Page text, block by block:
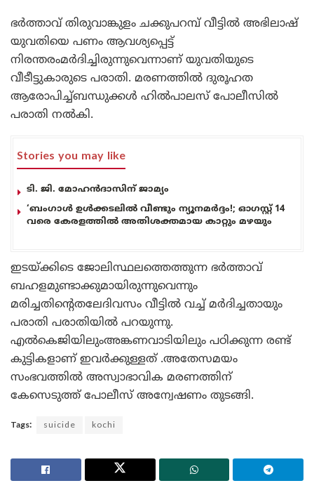
ഭർത്താവ് തിരുവാങ്കുളം ചക്കുപറമ്പ് വീട്ടിൽ അഭിലാഷ്
യുവതിയെ പണം ആവശ്യപ്പെട്ട്
നിരന്തരംമർദിച്ചിരുന്നുവെന്നാണ് യുവതിയുടെ
വീടീട്ടുകാരുടെ പരാതി. മരണത്തിൽ ദുരൂഹത
ആരോപിച്ച്ബന്ധുക്കൾ ഹിൽപാലസ് പോലീസിൽ
പരാതി നൽകി.
Stories you may like
ടി. ജി. മോഹൻദാസിന് ജാമ്യം
‘ബംഗാൾ ഉൾക്കടലിൽ വീണ്ടും ന്യൂനമർദ്ദം!; ഓഗസ്റ്റ് 14
വരെ കേരളത്തിൽ അതിശക്തമായ കാറ്റും മഴയും
ഇടയ്ക്കിടെ ജോലിസ്ഥലത്തെത്തുന്ന ഭർത്താവ്
ബഹളമുണ്ടാക്കുമായിരുന്നുവെന്നും
മരിച്ചതിന്റെതലേദിവസം വീട്ടിൽ വച്ച് മർദിച്ചതായും
പരാതി പരാതിയിൽ പറയുന്നു.
എൽകെജിയിലുംഅങ്കണവാടിയിലും പഠിക്കുന്ന രണ്ട്
കുട്ടികളാണ് ഇവർക്കുള്ളത് .അതേസമയം
സംഭവത്തിൽ അസ്വാഭാവിക മരണത്തിന്
കേസെടുത്ത് പോലീസ് അന്വേഷണം തുടങ്ങി.
Tags: suicide kochi